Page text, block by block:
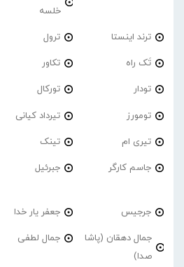
خلسه
ترند اینستا ترول
تَک راه تکاور
تودار تورکال
تومورز تیرداد کیانی
تیری ام تینک
جاسم کارگر جبرئیل
جرجیس جعفر یار خدا
جمال دهقان (پاشا
صدا)
جمال لطفی